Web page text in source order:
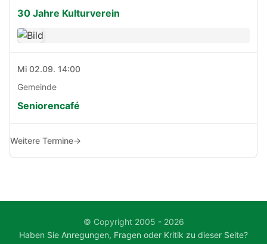
30 Jahre Kulturverein
Mi 02.09. 14:00
Gemeinde
Seniorencafé
Weitere Termine→
© Copyright 2005 - 2026
Haben Sie Anregungen, Fragen oder Kritik zu dieser Seite?